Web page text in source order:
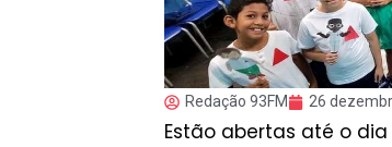
Redação 93FM 26
Estão abertas até o